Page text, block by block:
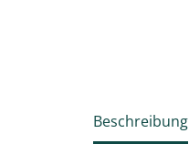
Beschreibung